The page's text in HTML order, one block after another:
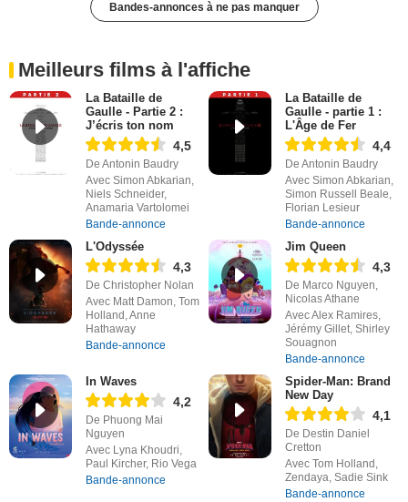
Bandes-annonces à ne pas manquer
Meilleurs films à l'affiche
La Bataille de
Gaulle - Partie 2 :
J’écris ton nom
4,5
De Antonin Baudry
Avec Simon Abkarian,
Niels Schneider,
Anamaria Vartolomei
Bande-annonce
La Bataille de
Gaulle - partie 1 :
L'Âge de Fer
4,4
De Antonin Baudry
Avec Simon Abkarian,
Simon Russell Beale,
Florian Lesieur
Bande-annonce
L'Odyssée
4,3
De Christopher Nolan
Avec Matt Damon, Tom
Holland, Anne
Hathaway
Bande-annonce
Jim Queen
4,3
De Marco Nguyen,
Nicolas Athane
Avec Alex Ramires,
Jérémy Gillet, Shirley
Souagnon
Bande-annonce
In Waves
4,2
De Phuong Mai
Nguyen
Avec Lyna Khoudri,
Paul Kircher, Rio Vega
Bande-annonce
Spider-Man: Brand
New Day
4,1
De Destin Daniel
Cretton
Avec Tom Holland,
Zendaya, Sadie Sink
Bande-annonce